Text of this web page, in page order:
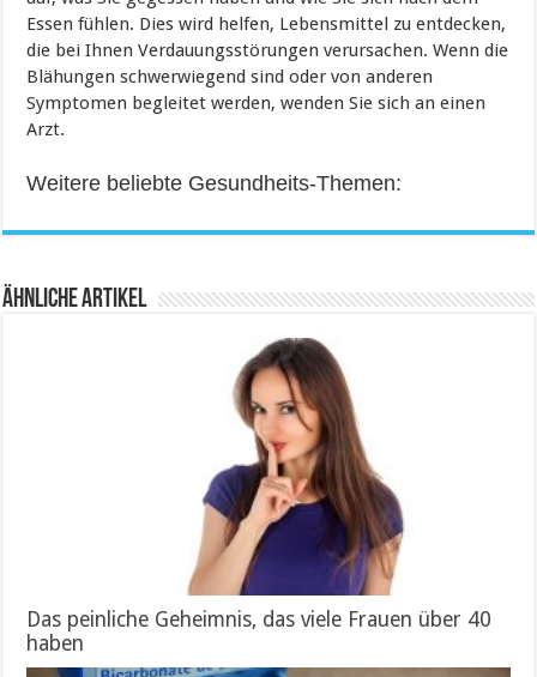
Essen fühlen. Dies wird helfen, Lebensmittel zu entdecken,
die bei Ihnen Verdauungsstörungen verursachen. Wenn die
Blähungen schwerwiegend sind oder von anderen
Symptomen begleitet werden, wenden Sie sich an einen
Arzt.
Weitere beliebte Gesundheits-Themen:
Ähnliche Artikel
Das peinliche Geheimnis, das viele Frauen über 40
haben